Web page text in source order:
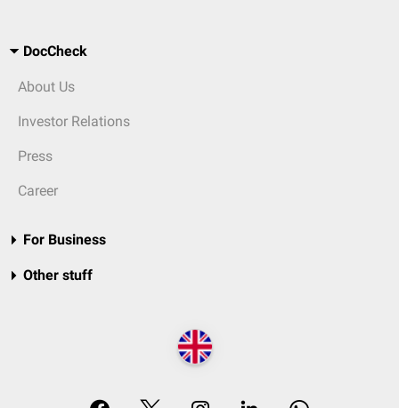
DocCheck
About Us
Investor Relations
Press
Career
For Business
Other stuff